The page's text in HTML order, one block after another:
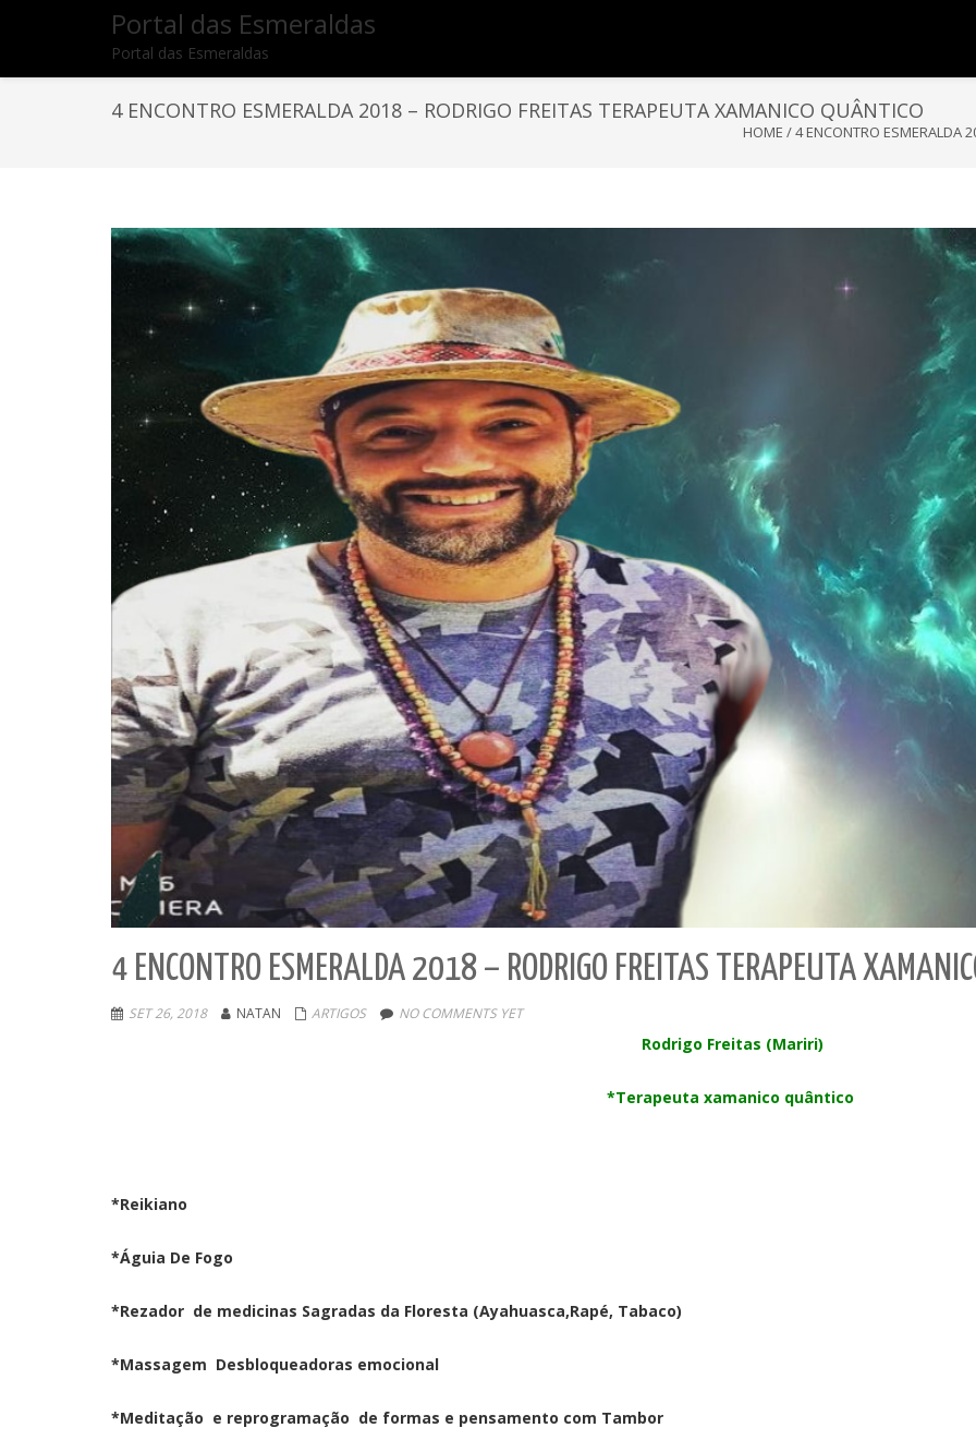
Portal das Esmeraldas
Portal das Esmeraldas
4 ENCONTRO ESMERALDA 2018 – RODRIGO FREITAS TERAPEUTA XAMANICO QUÂNTICO
HOME /4 ENCONTRO ESMERALDA
4 ENCONTRO ESMERALDA 2018 – RODRIGO FREITAS TERAPEUTA
SET 26, 2018 NATAN ARTIGOS NO COMMENTS YET
Rodrigo Freitas (Mariri)
*Terapeuta xamanico quântico
*Reikiano
*Águia De Fogo
*Rezador de medicinas Sagradas da Floresta (Ayahuasca,Rapé, Tabaco)
*Massagem Desbloqueadoras emocional
*Meditação e reprogramação de formas e pensamento com Tambor